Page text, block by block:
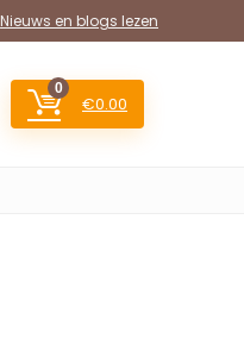
Nieuws en blogs lezen
0
€0.00